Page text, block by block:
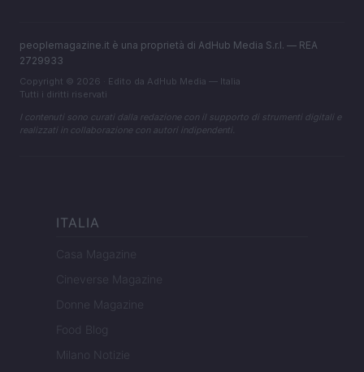
peoplemagazine.it è una proprietà di AdHub Media S.r.l. — REA
2729933
Copyright © 2026 · Edito da AdHub Media — Italia
Tutti i diritti riservati
I contenuti sono curati dalla redazione con il supporto di strumenti digitali e
realizzati in collaborazione con autori indipendenti.
ITALIA
Casa Magazine
Cineverse Magazine
Donne Magazine
Food Blog
Milano Notizie